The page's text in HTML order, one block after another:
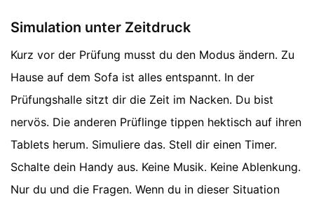
Simulation unter Zeitdruck
Kurz vor der Prüfung musst du den Modus ändern. Zu
Hause auf dem Sofa ist alles entspannt. In der
Prüfungshalle sitzt dir die Zeit im Nacken. Du bist
nervös. Die anderen Prüflinge tippen hektisch auf ihren
Tablets herum. Simuliere das. Stell dir einen Timer.
Schalte dein Handy aus. Keine Musik. Keine Ablenkung.
Nur du und die Fragen. Wenn du in dieser Situation